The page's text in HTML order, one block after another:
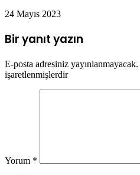
24 Mayıs 2023
Bir yanıt yazın
E-posta adresiniz yayınlanmayacak.
işaretlenmişlerdir
Yorum *